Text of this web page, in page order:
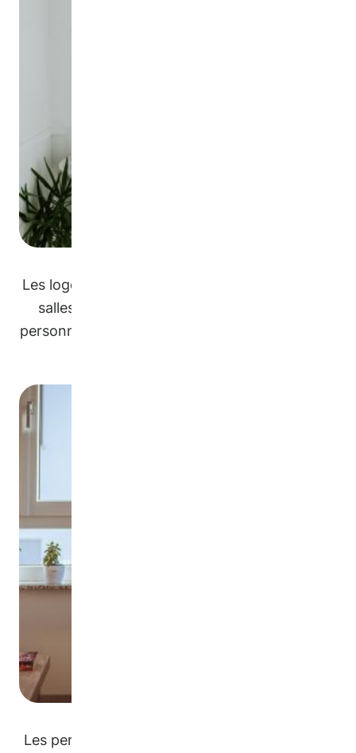
Les logements dotés d'entrées séparées ou de
salles de bains supplémentaires aident les
personnes nouvellement arrivées à se sentir en
Image
Les personnes nouvellement arrivées peuvent